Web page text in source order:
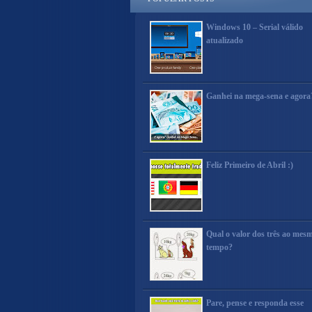
Windows 10 – Serial válido
atualizado
Ganhei na mega-sena e
Feliz Primeiro de Abril :)
Qual o valor dos três ao
tempo?
Pare, pense e responda esse